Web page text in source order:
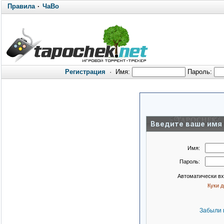
Правила· ЧаВо
Регистрация · Имя: Пароль:
Введите ваше имя
Имя:
Пароль:
Автоматически
Куки
Забыли